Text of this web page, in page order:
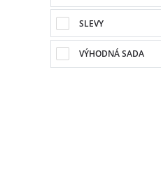
SLEVY
VÝHODNÁ SADA